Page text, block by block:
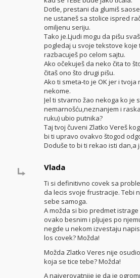
Dotle, prestani da glumiš
ne ustaneš sa stolice ispred
omiljenu seriju.
Tako je.Ljudi mogu da pišu
pogledaj u svoje tekstove koje
razbacuješ po celom sajtu.
Ako očekuješ da neko čita to
čitaš ono što drugi pišu.
Ako ti smeta-to je OK jer i
nekome.
Jel ti stvarno žao nekoga ko je
nemarnošću,neznanjem i
ruku) ubio putnika?
Taj tvoj čuveni Zlatko Vereš
bi ti upravo ovakvo štogod
Doduše to bi ti rekao isti dan,a
Vlada
Ti si definitivno covek sa
da lecis svoje frustracije. Tebi
sebe samoga.
A možda si bio predmet
ovako besnim i pljujes po
negde u nekom izvestaju
los covek? Možda!
Možda Zlatko Veres nije
koja se tice tebe? Možda!
A najverovatnije je da je